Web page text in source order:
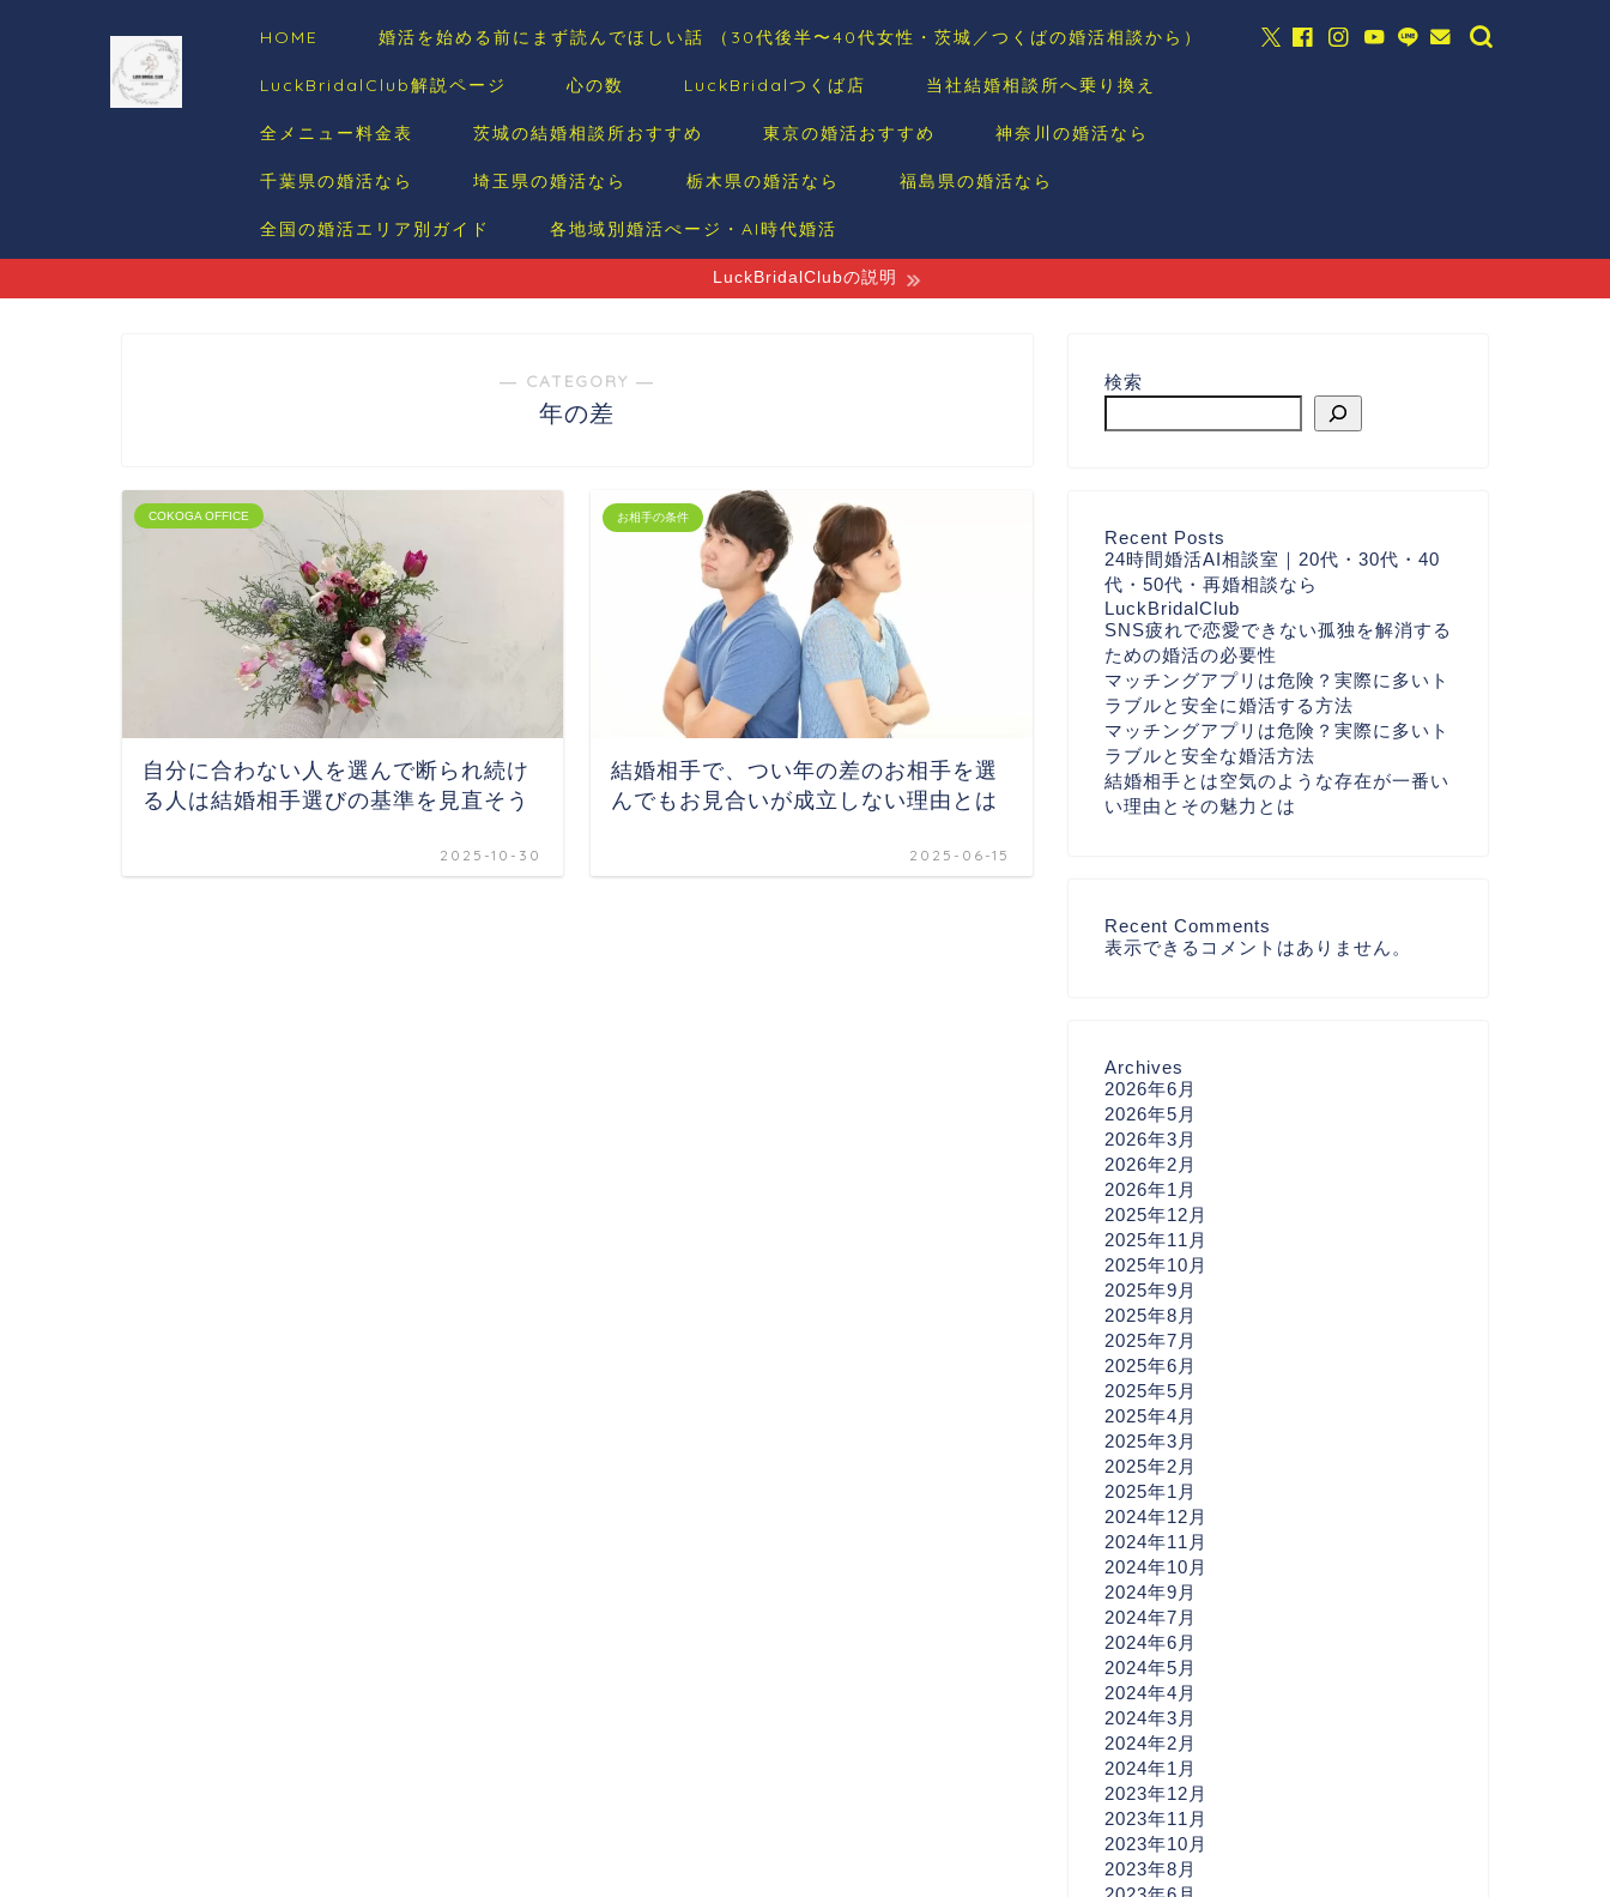
HOME 婚活を始める前にまず読んでほしい話 （30代後半〜40代女性・茨城／つくばの婚活相談から）
LuckBridalClub解説ページ 心の数 LuckBridalつくば店 当社結婚相談所へ乗り換え
全メニュー料金表 茨城の結婚相談所おすすめ 東京の婚活おすすめ 神奈川の婚活なら
千葉県の婚活なら 埼玉県の婚活なら 栃木県の婚活なら 福島県の婚活なら
全国の婚活エリア別ガイド 各地域別婚活ぺージ・AI時代婚活
LuckBridalClubの説明
― CATEGORY ―
年の差
COKOGA OFFICE
自分に合わない人を選んで断られ続け
る人は結婚相手選びの基準を見直そう
2025-10-30
お相手の条件
結婚相手で、つい年の差のお相手を選
んでもお見合いが成立しない理由とは
2025-06-15
検索
Recent Posts
24時間婚活AI相談室｜20代・30代・40
代・50代・再婚相談なら
LuckBridalClub
SNS疲れで恋愛できない孤独を解消する
ための婚活の必要性
マッチングアプリは危険？実際に多いト
ラブルと安全に婚活する方法
マッチングアプリは危険？実際に多いト
ラブルと安全な婚活方法
結婚相手とは空気のような存在が一番い
い理由とその魅力とは
Recent Comments
表示できるコメントはありません。
Archives
2026年6月
2026年5月
2026年3月
2026年2月
2026年1月
2025年12月
2025年11月
2025年10月
2025年9月
2025年8月
2025年7月
2025年6月
2025年5月
2025年4月
2025年3月
2025年2月
2025年1月
2024年12月
2024年11月
2024年10月
2024年9月
2024年7月
2024年6月
2024年5月
2024年4月
2024年3月
2024年2月
2024年1月
2023年12月
2023年11月
2023年10月
2023年8月